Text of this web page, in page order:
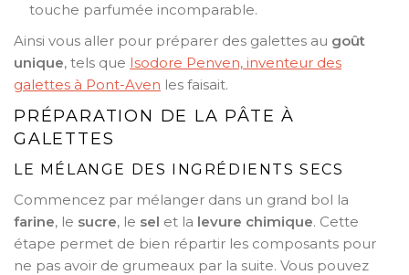
touche parfumée incomparable.
Ainsi vous aller pour préparer des galettes au goût
unique, tels que Isodore Penven, inventeur des
galettes à Pont-Aven les faisait.
PRÉPARATION DE LA PÂTE À
GALETTES
LE MÉLANGE DES INGRÉDIENTS SECS
Commencez par mélanger dans un grand bol la
farine, le sucre, le sel et la levure chimique. Cette
étape permet de bien répartir les composants pour
ne pas avoir de grumeaux par la suite. Vous pouvez